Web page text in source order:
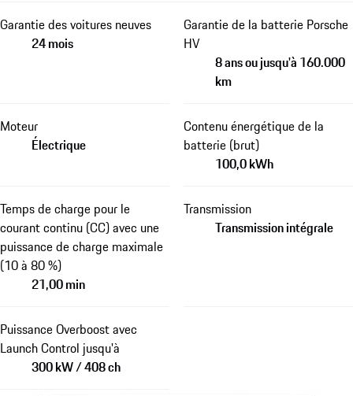
Garantie des voitures neuves
24 mois
Garantie de la batterie Porsche
HV
8 ans ou jusqu'à 160.000
km
Moteur
Électrique
Contenu énergétique de la
batterie (brut)
100,0 kWh
Temps de charge pour le
courant continu (CC) avec une
puissance de charge maximale
(10 à 80 %)
21,00 min
Transmission
Transmission intégrale
Puissance Overboost avec
Launch Control jusqu'à
300 kW / 408 ch